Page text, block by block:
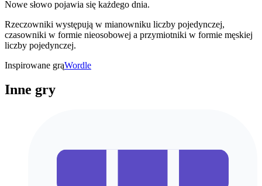
Nowe słowo pojawia się każdego dnia.
Rzeczowniki występują w mianowniku liczby pojedynczej,
czasowniki w formie nieosobowej a przymiotniki w formie męskiej
liczby pojedynczej.
Inspirowane grąWordle
Inne gry